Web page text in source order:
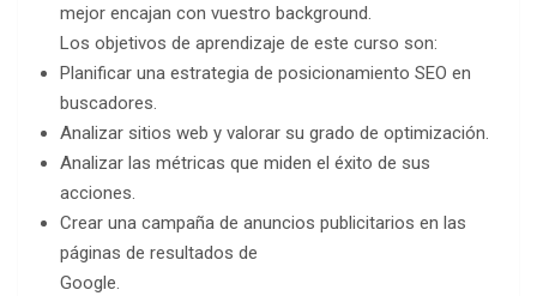
mejor encajan con vuestro background.
Los objetivos de aprendizaje de este curso son:
Planificar una estrategia de posicionamiento SEO en
buscadores.
Analizar sitios web y valorar su grado de optimización.
Analizar las métricas que miden el éxito de sus
acciones.
Crear una campaña de anuncios publicitarios en las
páginas de resultados de
Google.